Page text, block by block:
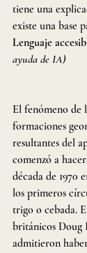
tiene una
existe una base
Lenguaje
ayuda de IA)
El fenómeno de
formaciones
resultantes del
comenzó a
década de 1970
los primeros
trigo o cebada.
británicos Doug
admitieron